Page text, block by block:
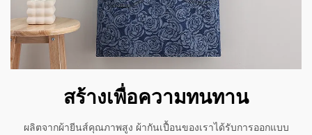
สร้างเพื่อความทนทาน
ผลิตจากผ้ายีนส์คุณภาพสูง ผ้ากันเปื้อนของเราได้รับการออกแบบ